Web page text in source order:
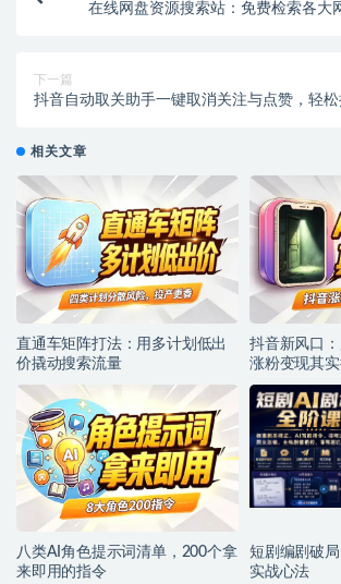
在线网盘资源搜索站：免费检索各大
下一篇
抖音自动取关助手一键取消关注与点赞，轻松
相关文章
直通车矩阵打法：用多计划低出
价撬动搜索流量
抖音新风口
涨粉变现其
八类AI角色提示词清单，200个拿
来即用的指令
短剧编剧破
实战心法